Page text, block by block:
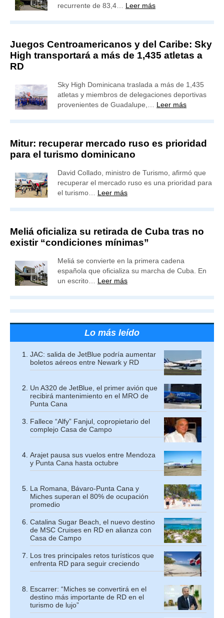
recurrente de 83,4… Leer más
Juegos Centroamericanos y del Caribe: Sky
High transportará a más de 1,435 atletas a
RD
Sky High Dominicana traslada a más de 1,435
atletas y miembros de delegaciones deportivas
provenientes de Guadalupe,… Leer más
Mitur: recuperar mercado ruso es prioridad
para el turismo dominicano
David Collado, ministro de Turismo, afirmó que
recuperar el mercado ruso es una prioridad para
el turismo… Leer más
Meliá oficializa su retirada de Cuba tras no
existir “condiciones mínimas”
Meliá se convierte en la primera cadena
española que oficializa su marcha de Cuba. En
un escrito… Leer más
Lo más leído
JAC: salida de JetBlue podría aumentar
boletos aéreos entre Newark y RD
Un A320 de JetBlue, el primer avión que
recibirá mantenimiento en el MRO de
Punta Cana
Fallece “Alfy” Fanjul, copropietario del
complejo Casa de Campo
Arajet pausa sus vuelos entre Mendoza
y Punta Cana hasta octubre
La Romana, Bávaro-Punta Cana y
Miches superan el 80% de ocupación
promedio
Catalina Sugar Beach, el nuevo destino
de MSC Cruises en RD en alianza con
Casa de Campo
Los tres principales retos turísticos que
enfrenta RD para seguir creciendo
Escarrer: “Miches se convertirá en el
destino más importante de RD en el
turismo de lujo”